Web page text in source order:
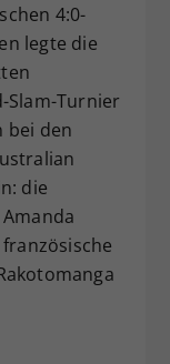
4:0-
legte die
Slam-Turnier
bei den
die